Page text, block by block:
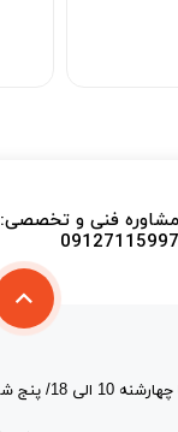
مشاوره فنی و تخصصی:
09127115997
تعطیل فروشگاه تعطیل است.